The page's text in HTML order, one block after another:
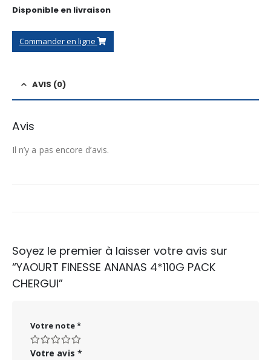
Disponible en livraison
Commander en ligne
AVIS (0)
Avis
Il n’y a pas encore d’avis.
Soyez le premier à laisser votre avis sur
“YAOURT FINESSE ANANAS 4*110G PACK
CHERGUI”
Votre note*
Votre avis *